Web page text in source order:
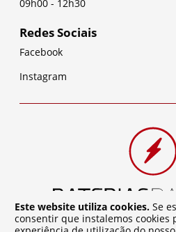
09h00 - 12h30
Redes Sociais
Facebook
Instagram
Este website utiliza cookies. Se
consentir que instalemos cookies